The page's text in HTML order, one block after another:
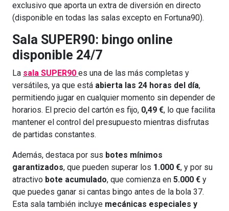
exclusivo que aporta un extra de diversión en directo
(disponible en todas las salas excepto en Fortuna90).
Sala SUPER90: bingo online
disponible 24/7
La sala SUPER90 es una de las más completas y
versátiles, ya que está abierta las 24 horas del día,
permitiendo jugar en cualquier momento sin depender de
horarios. El precio del cartón es fijo, 0,49 €, lo que facilita
mantener el control del presupuesto mientras disfrutas
de partidas constantes.
Además, destaca por sus botes mínimos
garantizados, que pueden superar los 1.000 €, y por su
atractivo bote acumulado, que comienza en 5.000 € y
que puedes ganar si cantas bingo antes de la bola 37.
Esta sala también incluye mecánicas especiales y